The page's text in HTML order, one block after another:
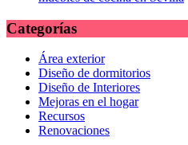
Categorías
Área exterior
Diseño de dormitorios
Diseño de Interiores
Mejoras en el hogar
Recursos
Renovaciones